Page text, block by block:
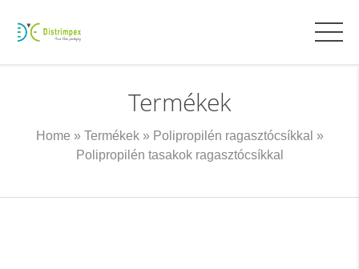
Termékek
Home » Termékek » Polipropilén ragasztócsíkkal »
Polipropilén tasakok ragasztócsíkkal